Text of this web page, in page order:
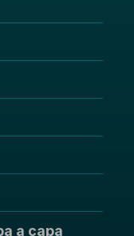
a capa